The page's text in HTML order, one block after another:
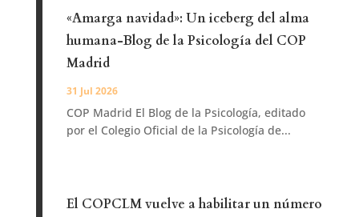
«Amarga navidad»: Un iceberg del alma
humana-Blog de la Psicología del COP
Madrid
31 Jul 2026
COP Madrid El Blog de la Psicología, editado
por el Colegio Oficial de la Psicología de...
El COPCLM vuelve a habilitar un número